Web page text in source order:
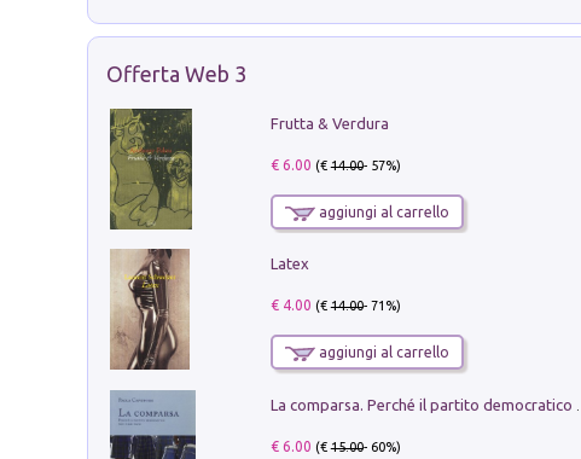
Offerta Web 3
Frutta & Verdura
€ 6.00 (€14.00- 57%)
aggiungi al carrello
Latex
€ 4.00 (€14.00- 71%)
aggiungi al carrello
€ 6.00 (€15.00- 60%)